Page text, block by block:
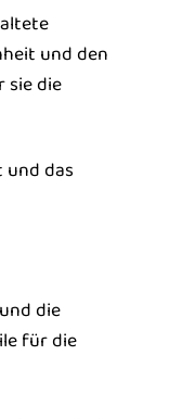
und den
sie die
und das
die
für die